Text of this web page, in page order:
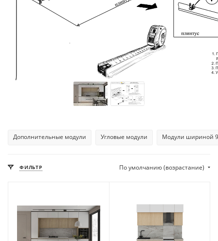
Дополнительные модули Угловые модули Модули шириной
ФИЛЬТР По умолчанию (возрастание)